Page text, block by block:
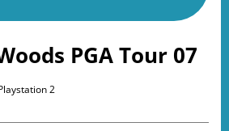
PGA Tour 07
2